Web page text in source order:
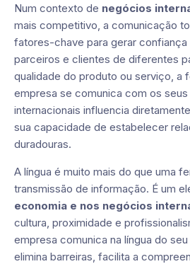
Num contexto de negócios
mais competitivo, a comunicação
fatores-chave para gerar confiança
parceiros e clientes de diferentes
qualidade do produto ou serviço, a
empresa se comunica com os
internacionais influencia
sua capacidade de estabelecer
duradouras.
A língua é muito mais do que uma
transmissão de informação. É um
economia e nos negócios
cultura, proximidade e
empresa comunica na língua do
elimina barreiras, facilita a